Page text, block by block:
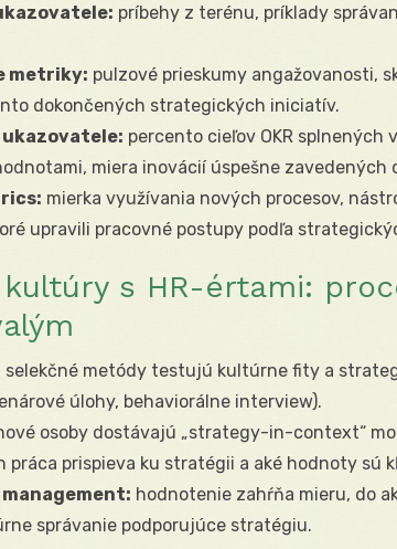
príbehy z terénu, príklady
metriky: pulzové prieskumy angažovanosti,
dokončených strategických iniciatív.
percento cieľov OKR splnených
miera inovácií úspešne zavedených
mierka využívania nových procesov,
upravili pracovné postupy podľa
s HR-értami:
selekčné metódy testujú kultúrne fity a
úlohy, behaviorálne interview).
osoby dostávajú „strategy-in-context“
práca prispieva ku stratégii a aké hodnoty sú
hodnotenie zahŕňa mieru, do
správanie podporujúce stratégiu.